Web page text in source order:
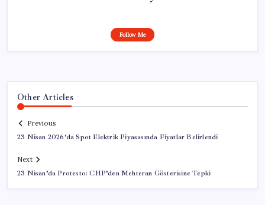
Follow Me
Other Articles
Previous
23 Nisan 2026’da Spot Elektrik Piyasasında Fiyatlar Belirlendi
Next
23 Nisan’da Protesto: CHP’den Mehteran Gösterisine Tepki